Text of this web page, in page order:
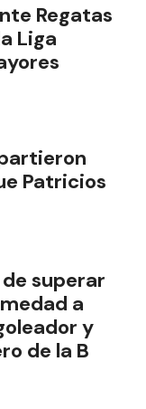
Regatas
Liga
Patricios
superar
a
y
de la B